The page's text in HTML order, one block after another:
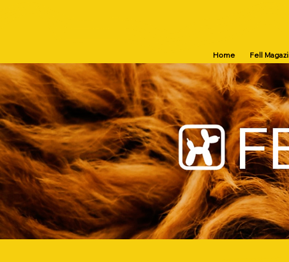
Home Fell